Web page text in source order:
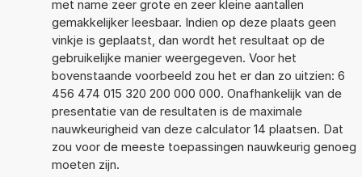
met name zeer grote en zeer kleine aantallen
gemakkelijker leesbaar. Indien op deze plaats geen
vinkje is geplaatst, dan wordt het resultaat op de
gebruikelijke manier weergegeven. Voor het
bovenstaande voorbeeld zou het er dan zo uitzien: 6
456 474 015 320 200 000 000. Onafhankelijk van de
presentatie van de resultaten is de maximale
nauwkeurigheid van deze calculator 14 plaatsen. Dat
zou voor de meeste toepassingen nauwkeurig genoeg
moeten zijn.